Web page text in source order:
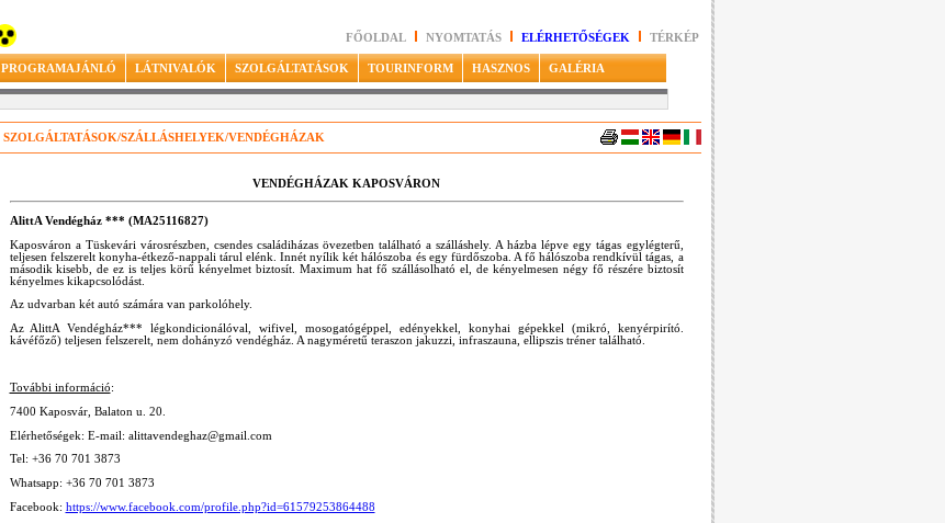
FŐOLDAL NYOMTATÁS ELÉRHETŐSÉGEK TÉRKÉP
PROGRAMAJÁNLÓ LÁTNIVALÓK SZOLGÁLTATÁSOK TOURINFORM HASZNOS GALÉRIA
SZOLGÁLTATÁSOK/SZÁLLÁSHELYEK/VENDÉGHÁZAK
VENDÉGHÁZAK KAPOSVÁRON
AlittA Vendégház *** (MA25116827)
Kaposváron a Tüskevári városrészben, csendes családiházas övezetben található a szálláshely. A házba lépve egy tágas egylégterű,
teljesen felszerelt konyha-étkező-nappali tárul elénk. Innét nyílik két hálószoba és egy fürdőszoba. A fő hálószoba rendkívül tágas, a
második kisebb, de ez is teljes körű kényelmet biztosít. Maximum hat fő szállásolható el, de kényelmesen négy fő részére biztosít
kényelmes kikapcsolódást.
Az udvarban két autó számára van parkolóhely.
Az AlittA Vendégház*** légkondicionálóval, wifivel, mosogatógéppel, edényekkel, konyhai gépekkel (mikró, kenyérpirító.
kávéfőző) teljesen felszerelt, nem dohányzó vendégház. A nagyméretű teraszon jakuzzi, infraszauna, ellipszis tréner található.
További információ:
7400 Kaposvár, Balaton u. 20.
Elérhetőségek: E-mail: alittavendeghaz@gmail.com
Tel: +36 70 701 3873
Whatsapp: +36 70 701 3873
Facebook: https://www.facebook.com/profile.php?id=61579253864488